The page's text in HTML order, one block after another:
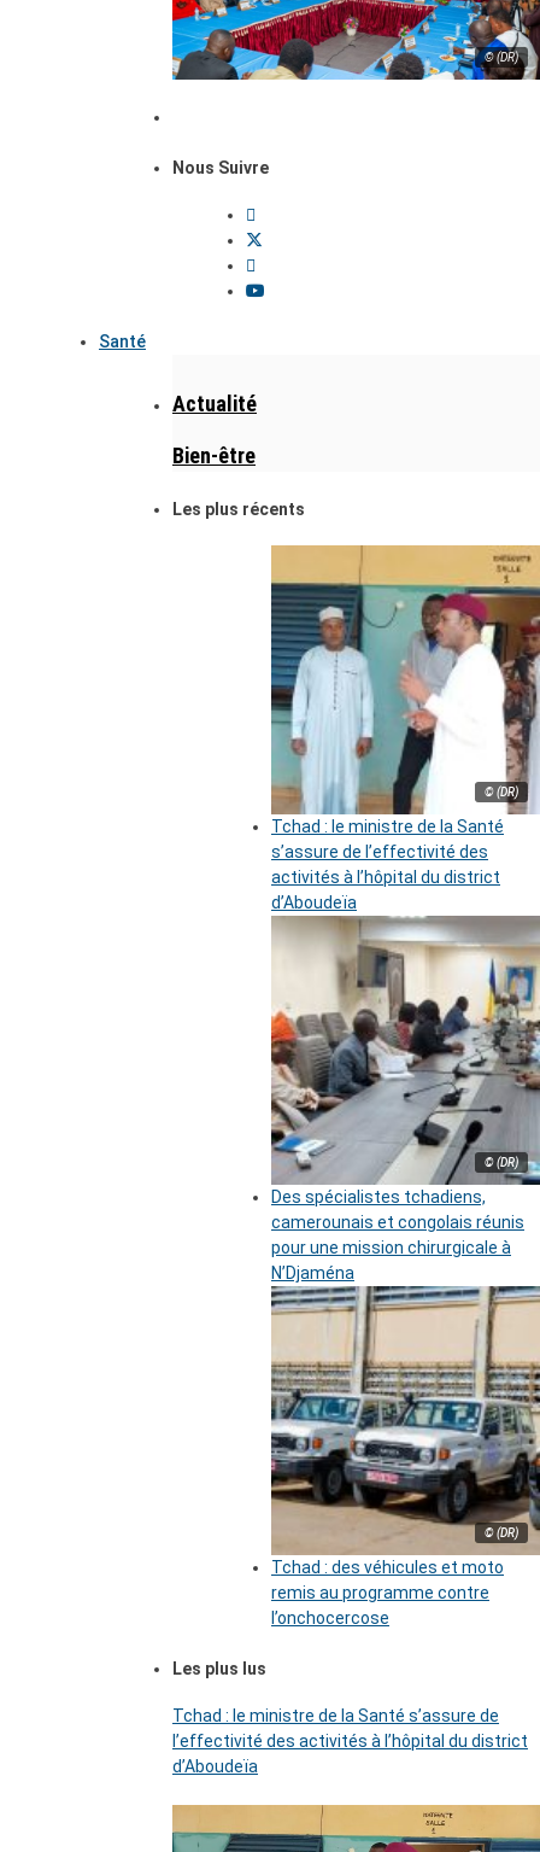
© (DR)
Nous Suivre
Santé
Actualité
Bien-être
Les plus récents
© (DR)
Tchad : le ministre de la Santé
s’assure de l’effectivité des
activités à l’hôpital du district
d’Aboudeïa
© (DR)
Des spécialistes tchadiens,
camerounais et congolais réunis
pour une mission chirurgicale à
N’Djaména
© (DR)
Tchad : des véhicules et moto
remis au programme contre
l’onchocercose
Les plus lus
Tchad : le ministre de la Santé s’assure de
l’effectivité des activités à l’hôpital du district
d’Aboudeïa